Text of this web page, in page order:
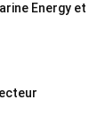
Energy et